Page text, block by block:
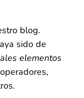
blog.
sido de
elementos